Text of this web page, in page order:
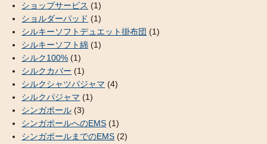
ショップサービス (1)
ショルダーパッド (1)
シルキーソフトデュエット掛布団 (1)
シルキーソフト綿 (1)
シルク100% (1)
シルクカバー (1)
シルクシャツパジャマ (4)
シルクパジャマ (1)
シンガポール (3)
シンガポールへのEMS (1)
シンガポールまでのEMS (2)